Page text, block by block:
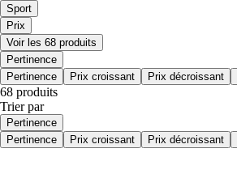
Sport
Prix
Voir les 68 produits
Pertinence
Pertinence
Prix croissant Prix décroissant
68 produits
Trier par
Pertinence
Pertinence
Prix croissant Prix décroissant